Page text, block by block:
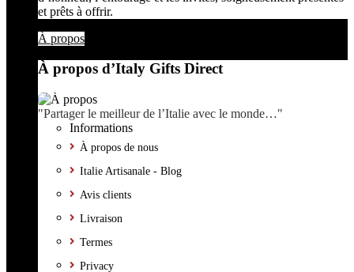
et prêts à offrir.
À propos
À propos d’Italy Gifts Direct
"Partager le meilleur de l’Italie avec le monde…"
Informations
À propos de nous
Italie Artisanale - Blog
Avis clients
Livraison
Termes
Privacy